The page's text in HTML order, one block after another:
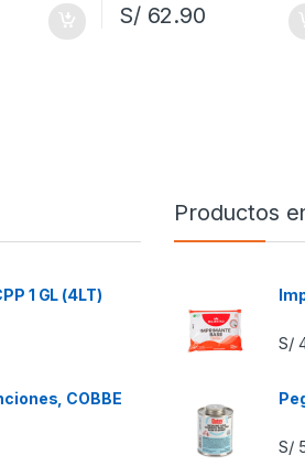
S/62.90
1 GL (4LT)
COBBE
Productos
S/
S/